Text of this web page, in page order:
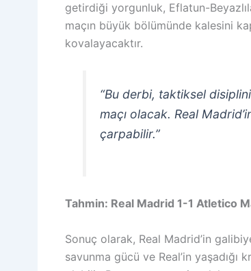
getirdiği yorgunluk, Eflatun-
maçın büyük bölümünde kalesini
kovalayacaktır.
“Bu derbi, taktiksel
maçı olacak. Real
çarpabilir.”
Tahmin: Real Madrid 1-1 Atletico
Sonuç olarak, Real Madrid’in
savunma gücü ve Real’in yaşadığı